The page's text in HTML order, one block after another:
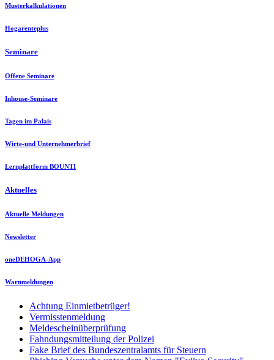
Musterkalkulationen
Hogarenteplus
Seminare
Offene Seminare
Inhouse-Seminare
Tagen im Palais
Wirte-und Unternehmerbrief
Lernplattform BOUNTI
Aktuelles
Aktuelle Meldungen
Newsletter
oneDEHOGA-App
Warnmeldungen
Achtung Einmietbetrüger!
Vermisstenmeldung
Meldescheinüberprüfung
Fahndungsmitteilung der Polizei
Fake Brief des Bundeszentralamts für Steuern